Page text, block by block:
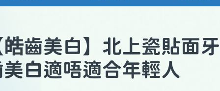
皓齒美白】 北上瓷貼面牙
白適唔適合年輕人